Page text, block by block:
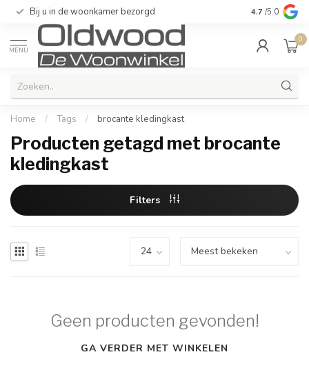
Bij u in de woonkamer bezorgd Kwaliteit &
4.7 /5.0
MENU
0
Home / Tags / brocante kledingkast
Producten getagd met brocante
kledingkast
Filters
Geen producten gevonden!
GA VERDER MET WINKELEN